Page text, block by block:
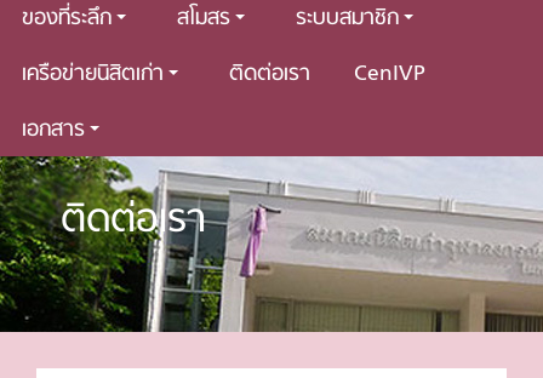
ของที่ระลึก
สโมสร
ระบบสมาชิก
เครือข่ายนิสิตเก่า
ติดต่อเรา
CenIVP
เอกสาร
ติดต่อเรา